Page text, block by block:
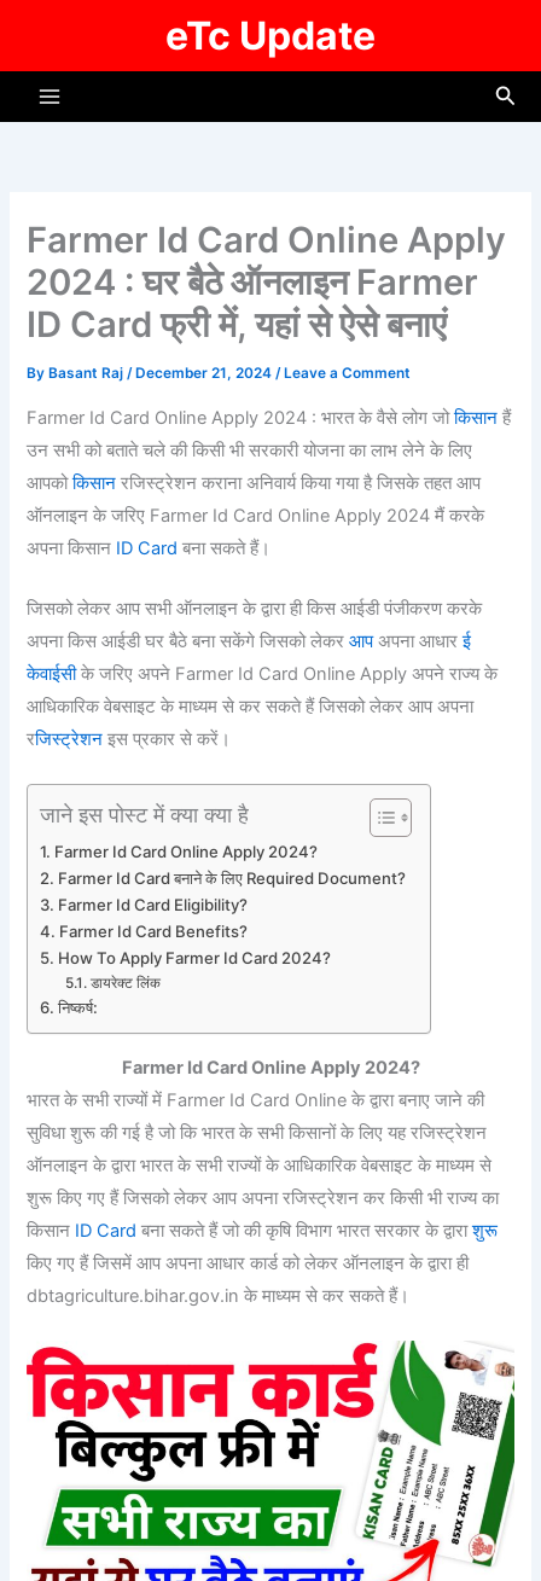
eTc Update
Farmer Id Card Online Apply
2024 : घर बैठे ऑनलाइन Farmer
ID Card फ्री में, यहां से ऐसे बनाएं
By Basant Raj/ December 21, 2024/ Leave a Comment
Farmer Id Card Online Apply 2024 : भारत के वैसे लोग जोकिसान हैं
उन सभी को बताते चले की किसी भी सरकारी योजना का लाभ लेने के लिए
आपकोकिसान रजिस्ट्रेशन कराना अनिवार्य किया गया है जिसके तहत आप
ऑनलाइन के जरिए Farmer Id Card Online Apply 2024 मैं करके
अपना किसान ID Card बना सकते हैं।
जिसको लेकर आप सभी ऑनलाइन के द्वारा ही किस आईडी पंजीकरण करके
अपना किस आईडी घर बैठे बना सकेंगे जिसको लेकरआपअपना आधारई
केवाईसीके जरिए अपने Farmer Id Card Online Apply अपने राज्य के
आधिकारिक वेबसाइट के माध्यम से कर सकते हैं जिसको लेकर आप अपना
रजिस्ट्रेशन इस प्रकार से करें।
जाने इस पोस्ट में क्या क्या है
Farmer Id Card Online Apply 2024?
Farmer Id Card बनाने के लिए Required Document?
Farmer Id Card Eligibility?
Farmer Id Card Benefits?
How To Apply Farmer Id Card 2024?
डायरेक्ट लिंक
निष्कर्ष:
Farmer Id Card Online Apply 2024?
भारत के सभी राज्यों में Farmer Id Card Online के द्वारा बनाए जाने की
सुविधा शुरू की गई है जो कि भारत के सभी किसानों के लिए यह रजिस्ट्रेशन
ऑनलाइन के द्वारा भारत के सभी राज्यों के आधिकारिक वेबसाइट के माध्यम से
शुरू किए गए हैं जिसको लेकर आप अपना रजिस्ट्रेशन कर किसी भी राज्य का
किसान ID Card बना सकते हैं जो की कृषि विभाग भारत सरकार के द्वाराशुरू
किए गए हैं जिसमें आप अपना आधार कार्ड को लेकर ऑनलाइन के द्वारा ही
dbtagriculture.bihar.gov.in के माध्यम से कर सकते हैं।